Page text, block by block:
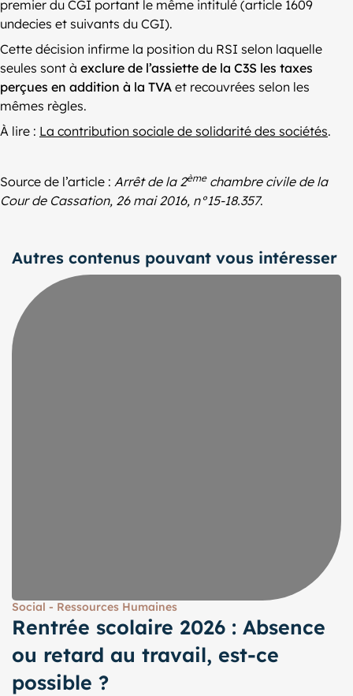
premier du CGI portant le même intitulé (article 1609
undecies et suivants du CGI).
Cette décision infirme la position du RSI selon laquelle
seules sont à exclure de l’assiette de la C3S les taxes
perçues en addition à la TVA et recouvrées selon les
mêmes règles.
À lire : La contribution sociale de solidarité des sociétés.
Source de l’article : Arrêt de la 2èmechambre civile de la
Cour de Cassation, 26 mai 2016, n°15-18.357.
Autres contenus pouvant vous intéresser
Social - Ressources Humaines
Rentrée scolaire 2026 : Absence
ou retard au travail, est-ce
possible ?